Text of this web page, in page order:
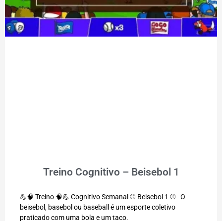
Treino Cognitivo – Beisebol 1
💪🧠 Treino 🧠💪 Cognitivo Semanal ⚾ Beisebol 1 ⚾ O
beisebol, basebol ou baseball é um esporte coletivo
praticado com uma bola e um taco.